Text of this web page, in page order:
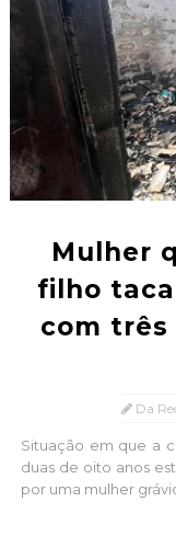
Mulher
filho
com
Da
Situação em que a
duas de oito anos
por uma mulher